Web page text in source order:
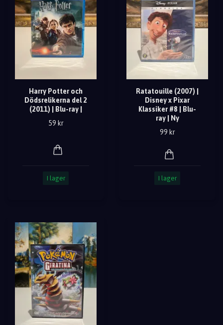
Harry Potter och
Dödsrelikerna del 2
(2011) | Blu-ray |
59 kr
I lager
Ratatouille (2007) |
Disney x Pixar
Klassiker #8 | Blu-
ray | Ny
99 kr
I lager